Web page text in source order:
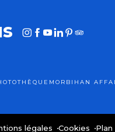
MORBIHAN
légales Cookies Plan